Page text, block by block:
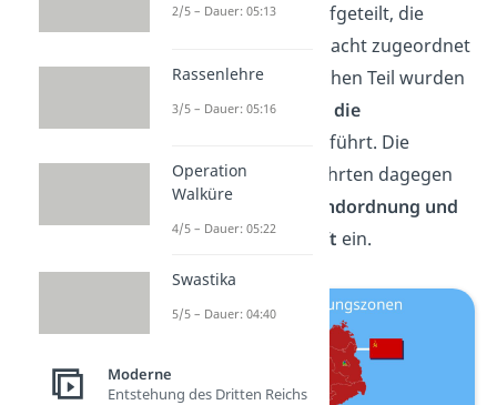
Besatzungszonen
aufgeteilt, die
jeweils einer Siegermacht zugeordnet
wurden. Im sowjetischen Teil wurden
derSozialismus
und die
eingeführt. Die
westlichen Länder führten dagegen
diefreiheitliche Grundordnung und
freie Marktwirtschaft ein.
2/5 – Dauer: 05:13
Rassenlehre
3/5 – Dauer: 05:16
Operation
Walküre
4/5 – Dauer: 05:22
Swastika
5/5 – Dauer: 04:40
Moderne
Entstehung des Dritten Reichs